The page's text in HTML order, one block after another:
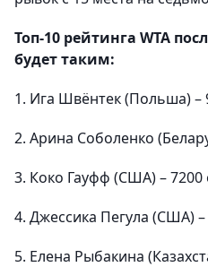
Топ-10 рейтинга WTA
будет таким:
1. Ига Швёнтек (Польша) –
2. Арина Соболенко
3. Коко Гауфф (США) – 7200
4. Джессика Пегула (США)
5. Елена Рыбакина